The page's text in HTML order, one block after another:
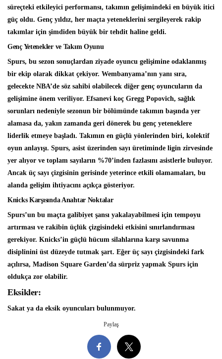
süreçteki etkileyici performansı, takımın gelişimindeki en büyük itici
güç oldu. Genç yıldız, her maçta yeteneklerini sergileyerek rakip
takımlar için şimdiden büyük bir tehdit haline geldi.
Genç Yetenekler ve Takım Oyunu
Spurs, bu sezon sonuçlardan ziyade oyuncu gelişimine odaklanmış
bir ekip olarak dikkat çekiyor. Wembanyama’nın yanı sıra,
gelecekte NBA’de söz sahibi olabilecek diğer genç oyuncuların da
gelişimine önem veriliyor. Efsanevi koç Gregg Popovich, sağlık
sorunları nedeniyle sezonun bir bölümünde takımın başında yer
alamasa da, yakın zamanda geri dönerek bu genç yeteneklere
liderlik etmeye başladı. Takımın en güçlü yönlerinden biri, kolektif
oyun anlayışı. Spurs, asist üzerinden sayı üretiminde ligin zirvesinde
yer alıyor ve toplam sayıların %70’inden fazlasını asistlerle buluyor.
Ancak üç sayı çizgisinin gerisinde yeterince etkili olamamaları, bu
alanda gelişim ihtiyacını açıkça gösteriyor.
Knicks Karşısında Anahtar Noktalar
Spurs’un bu maçta galibiyet şansı yakalayabilmesi için tempoyu
artırması ve rakibin üçlük çizgisindeki etkisini sınırlandırması
gerekiyor. Knicks’in güçlü hücum silahlarına karşı savunma
disiplinini üst düzeyde tutmak şart. Eğer üç sayı çizgisindeki fark
açılırsa, Madison Square Garden’da sürpriz yapmak Spurs için
oldukça zor olabilir.
Eksikler:
Sakat ya da eksik oyuncuları bulunmuyor.
Paylaş